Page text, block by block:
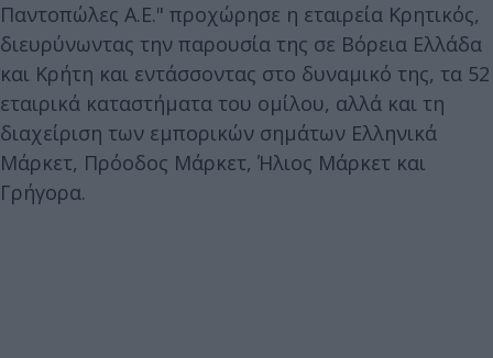
Παντοπώλες Α.Ε." προχώρησε η εταιρεία Κρητικός,
διευρύνωντας την παρουσία της σε Βόρεια Ελλάδα
και Κρήτη και εντάσσοντας στο δυναμικό της, τα 52
εταιρικά καταστήματα του ομίλου, αλλά και τη
διαχείριση των εμπορικών σημάτων Ελληνικά
Μάρκετ, Πρόοδος Μάρκετ, Ήλιος Μάρκετ και
Γρήγορα.